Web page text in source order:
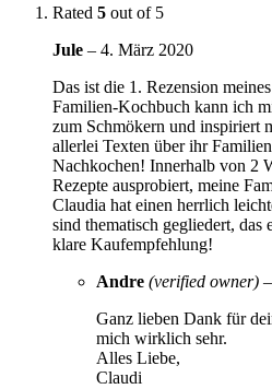
Rated 5 out of 5
Jule – 4. März 2020
Das ist die 1. Rezension
Familien-Kochbuch kann ich
zum Schmökern und inspiriert
allerlei Texten über ihr
Nachkochen! Innerhalb von 2
Rezepte ausprobiert, meine
Claudia hat einen herrlich
sind thematisch gegliedert,
klare Kaufempfehlung!
Andre (verified owner) –
Ganz lieben Dank für
mich wirklich sehr.
Alles Liebe,
Claudi